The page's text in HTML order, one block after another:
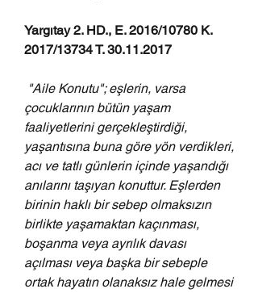
Yargıtay 2. HD., E. 2016/10780 K.
2017/13734 T. 30.11.2017
çocuklarının bütün yaşam
faaliyetlerini gerçekleştirdiği,
yaşantısına buna göre yön verdikleri,
acı ve tatlı günlerin içinde yaşandığı
anılarını taşıyan konuttur. Eşlerden
birinin haklı bir sebep olmaksızın
birlikte yaşamaktan kaçınması,
boşanma veya ayrılık davası
açılması veya başka bir sebeple
ortak hayatın olanaksız hale gelmesi